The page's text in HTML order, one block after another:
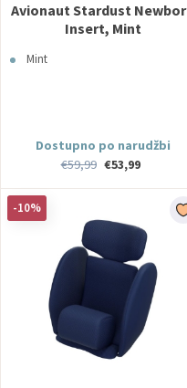
Avionaut Stardust
Insert, Mint
Mint
Dostupno po narudžbi
€59,99 €53,99
-10%